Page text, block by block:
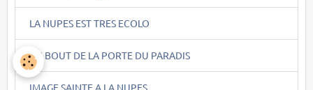
LA NUPES EST TRES ECOLO
AU BOUT DE LA PORTE DU PARADIS
IMAGE SAINTE A LA NUPES